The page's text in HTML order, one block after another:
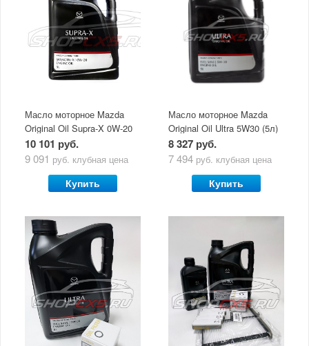
Масло моторное Mazda
Original Oil Supra-X 0W-20
(5 л)
10 101 руб.
9 091 руб. клубная цена
Купить
Масло моторное Mazda
Original Oil Ultra 5W30 (5л)
8 327 руб.
7 494 руб. клубная цена
Купить